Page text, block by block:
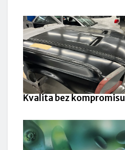
Kvalita bez kompromisu